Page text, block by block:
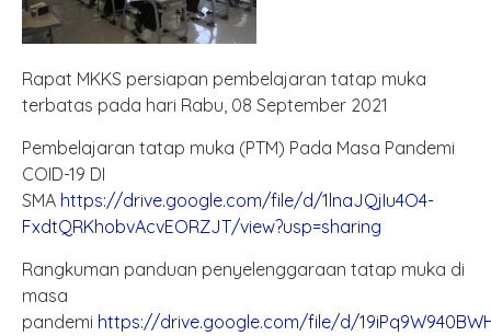
Rapat MKKS persiapan pembelajaran tatap muka
terbatas pada hari Rabu, 08 September 2021
Pembelajaran tatap muka (PTM) Pada Masa Pandemi
COID-19 DI
SMA https://drive.google.com/file/d/1lnaJQjIu4O4-
FxdtQRKhobvAcvEORZJT/view?usp=sharing
Rangkuman panduan penyelenggaraan tatap muka di
masa
pandemi https://drive.google.com/file/d/